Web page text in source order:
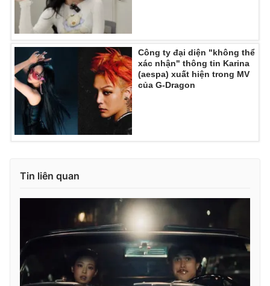
Liên hệ tòa soạn
THỜI BÁO VTV
Theo dõi báo trên
Cơ quan báo chí:
Giấy phép hoạt động báo in và báo điện tử số 483/GP-BTTTT
cấp ngày 29/12/2023
Tổng Biên tập:Vũ Thanh Thủy
Phó Tổng Biên tập:
Nguyễn Thị Mỹ Hạnh, Phạm Quốc Thắng,
Nguyễn Trọng Ninh
Tổng đài VTV: 024.38 355 931 - 024.38 355 932
Công ty đại diện "không thể
xác nhận" thông tin Karina
(aespa) xuất hiện trong MV
của G-Dragon
Tin liên quan